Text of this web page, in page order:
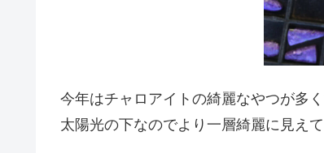
今年はチャロアイトの綺麗なやつが多
太陽光の下なのでより一層綺麗に見え